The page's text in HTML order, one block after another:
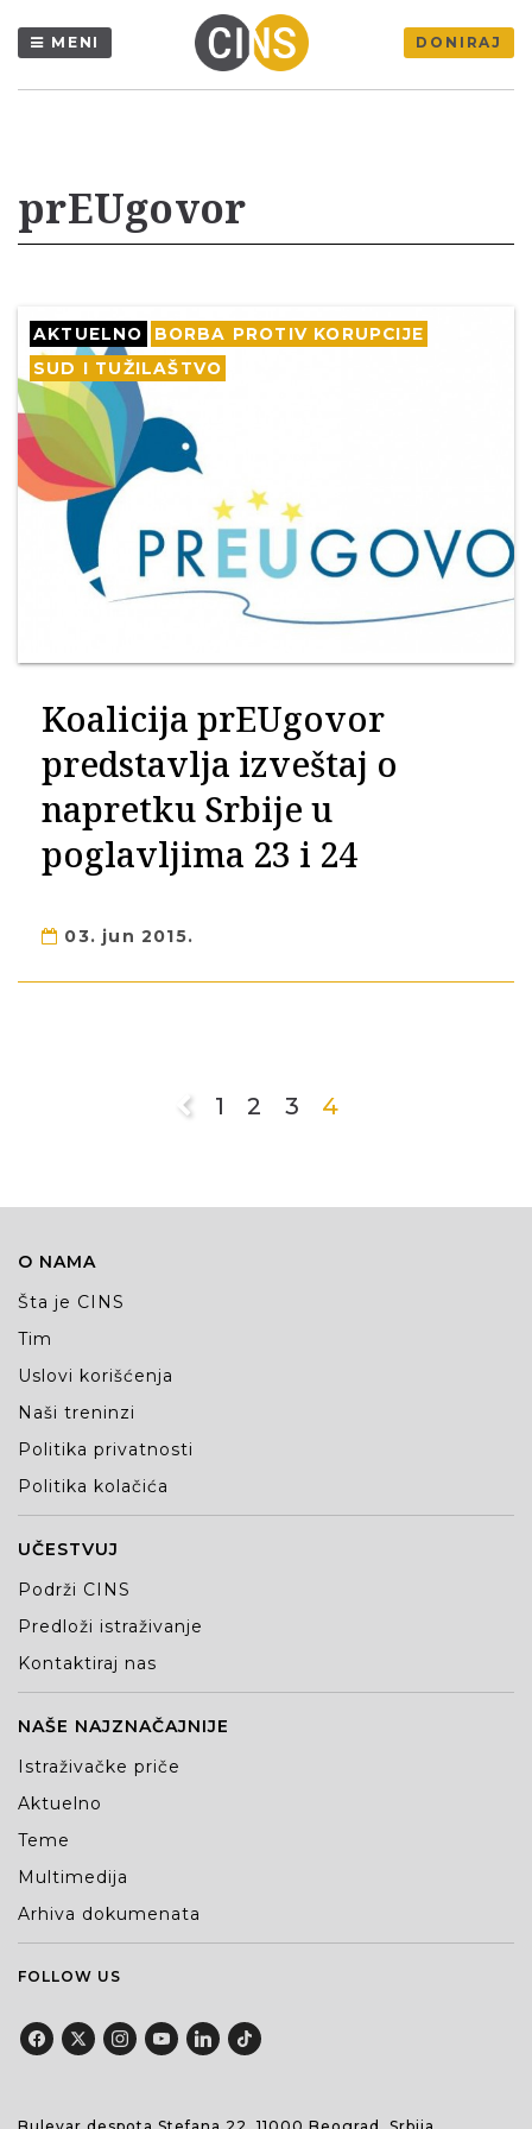
MENI DONIRAJ
prEUgovor
AKTUELNO
BORBA PROTIV KORUPCIJE
SUD I TUŽILAŠTVO
Koalicija prEUgovor
predstavlja izveštaj o
napretku Srbije u
poglavljima 23 i 24
03. jun 2015.
1 2 3 4
O NAMA
Šta je CINS
Tim
Uslovi korišćenja
Naši treninzi
Politika privatnosti
Politika kolačića
UČESTVUJ
Podrži CINS
Predloži istraživanje
Kontaktiraj nas
NAŠE NAJZNAČAJNIJE
Istraživačke priče
Aktuelno
Teme
Multimedija
Arhiva dokumenata
FOLLOW US